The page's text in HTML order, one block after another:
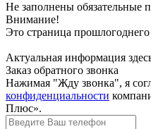
Не заполнены обязательные
Внимание!
Это страница прошлогоднего
Актуальная информация
Заказ обратного звонка
Нажимая "Жду звонка", я
конфиденциальности
Плюс».